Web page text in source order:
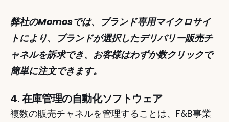
弊社のMomosでは、ブランド専用マイクロサイ
トにより、ブランドが選択したデリバリー販売チ
ャネルを訴求でき、お客様はわずか数クリックで
簡単に注文できます。
4. 在庫管理の自動化ソフトウェア
複数の販売チャネルを管理することは、F&B事業